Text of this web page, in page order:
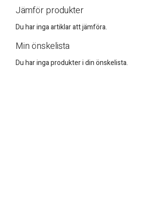
Jämför produkter
Du har inga artiklar att jämföra.
Min önskelista
Du har inga produkter i din önskelista.